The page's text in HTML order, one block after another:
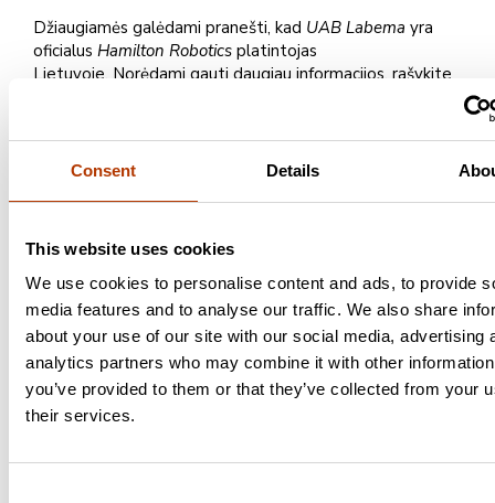
Consent Details
This website uses cookies
We use cookies to personalise content and ads, to provide
media features and to analyse our traffic. We also share
about your use of our site with our social media, advertising
analytics partners who may combine it with other
you’ve provided to them or that they’ve collected from your
their services.
Džiaugiamės galėdami pranešti, kad UAB Labema yra
oficialus Hamilton Robotics platintojas
Lietuvoje. Norėdami gauti daugiau informacijos, rašykite
3M™ Clean-Trace™ LM1 -luminometras